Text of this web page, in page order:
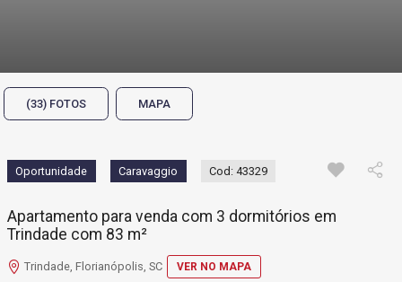
(33) FOTOS MAPA
Oportunidade Caravaggio Cod: 43329
Apartamento para venda com 3 dormitórios em
Trindade com 83 m²
Trindade, Florianópolis, SC VER NO MAPA